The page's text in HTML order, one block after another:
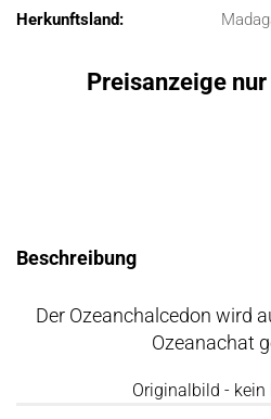
Herkunftsland:
Preisanzeige
Beschreibung
Der Ozeanchalcedon wird
Ozeanachat
Originalbild -